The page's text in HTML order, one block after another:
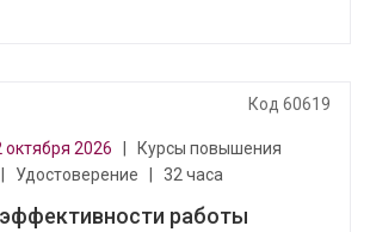
Код 60619
октября 2026
Курсы повышения
Удостоверение 32 часа
работы